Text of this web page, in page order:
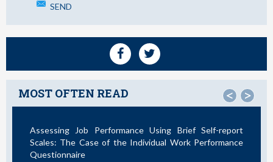
SEND
MOST OFTEN READ < >
Brief Self-report
Work Performance
Not All Telework is Valuable